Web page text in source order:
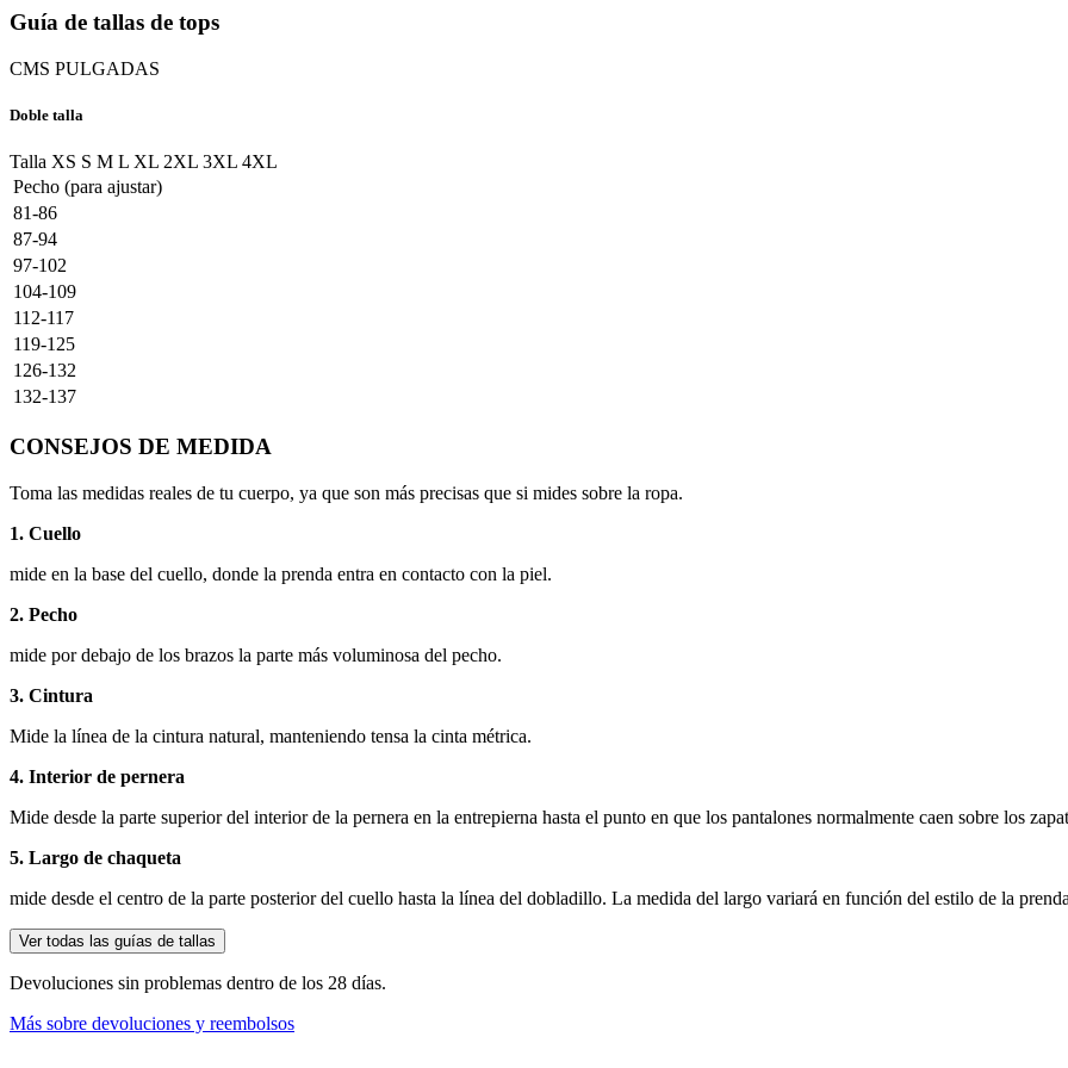
Guía de tallas de tops
CMS PULGADAS
Doble talla
Talla XS S M L XL 2XL 3XL 4XL
Pecho (para ajustar)
81-86
87-94
97-102
104-109
112-117
119-125
126-132
132-137
CONSEJOS DE MEDIDA
Toma las medidas reales de tu cuerpo, ya que son más precisas que si mides sobre la ropa.
1. Cuello
mide en la base del cuello, donde la prenda entra en contacto con la piel.
2. Pecho
mide por debajo de los brazos la parte más voluminosa del pecho.
3. Cintura
Mide la línea de la cintura natural, manteniendo tensa la cinta métrica.
4. Interior de pernera
Mide desde la parte superior del interior de la pernera en la entrepierna hasta el punto en que los pantalones normalmente caen sobre los
5. Largo de chaqueta
mide desde el centro de la parte posterior del cuello hasta la línea del dobladillo. La medida del largo variará en función del estilo de la
Ver todas las guías de tallas
Devoluciones sin problemas dentro de los 28 días.
Más sobre devoluciones y reembolsos